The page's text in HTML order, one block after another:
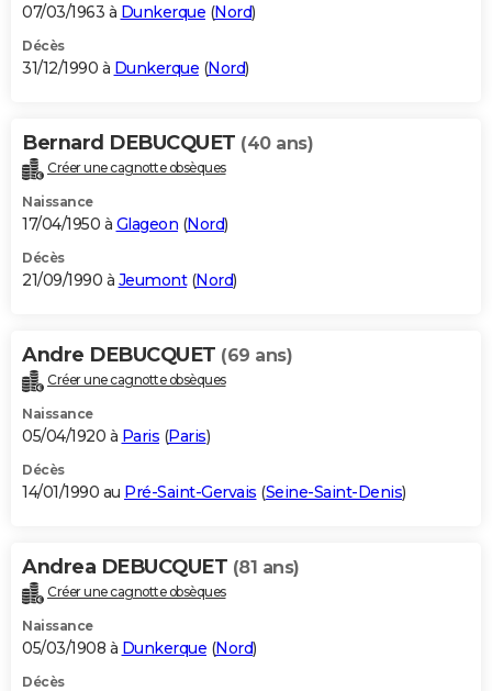
07/03/1963 à Dunkerque (Nord)
Décès
31/12/1990 à Dunkerque (Nord)
Bernard DEBUCQUET (40 ans)
Créer une cagnotte obsèques
Naissance
17/04/1950 à Glageon (Nord)
Décès
21/09/1990 à Jeumont(Nord)
Andre DEBUCQUET (69 ans)
Créer une cagnotte obsèques
Naissance
05/04/1920 à Paris (Paris)
Décès
14/01/1990 au Pré-Saint-Gervais (Seine-Saint-Denis)
Andrea DEBUCQUET (81 ans)
Créer une cagnotte obsèques
Naissance
05/03/1908 à Dunkerque (Nord)
Décès